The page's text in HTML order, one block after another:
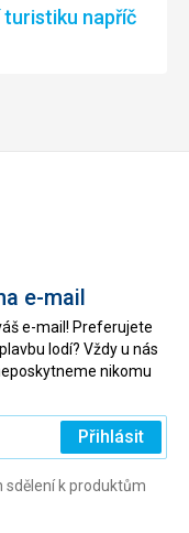
turistiku napříč
e-mail
e-mail! Preferujete
lodí? Vždy u nás
nikomu
Přihlásit
sdělení k produktům